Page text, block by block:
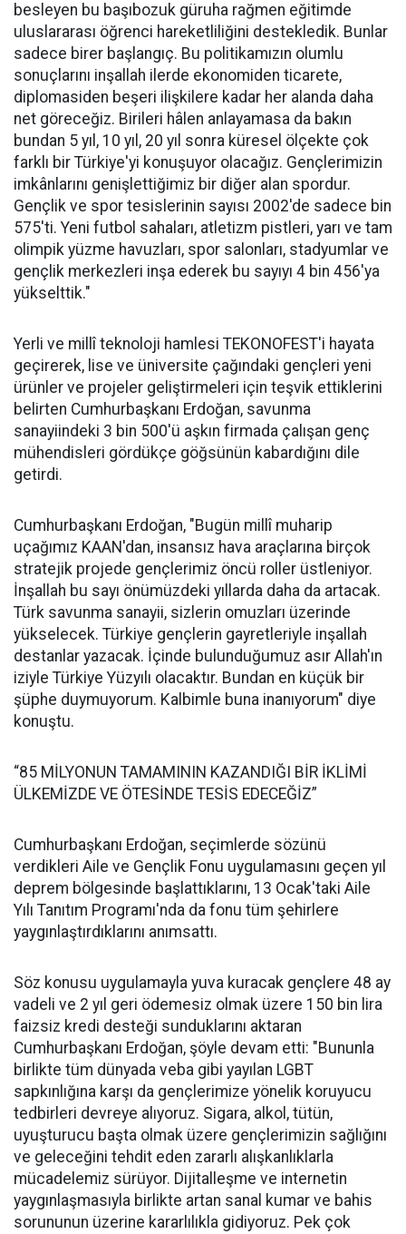
besleyen bu başıbozuk güruha rağmen eğitimde
uluslararası öğrenci hareketliliğini destekledik. Bunlar
sadece birer başlangıç. Bu politikamızın olumlu
sonuçlarını inşallah ilerde ekonomiden ticarete,
diplomasiden beşeri ilişkilere kadar her alanda daha
net göreceğiz. Birileri hâlen anlayamasa da bakın
bundan 5 yıl, 10 yıl, 20 yıl sonra küresel ölçekte çok
farklı bir Türkiye'yi konuşuyor olacağız. Gençlerimizin
imkânlarını genişlettiğimiz bir diğer alan spordur.
Gençlik ve spor tesislerinin sayısı 2002'de sadece bin
575'ti. Yeni futbol sahaları, atletizm pistleri, yarı ve tam
olimpik yüzme havuzları, spor salonları, stadyumlar ve
gençlik merkezleri inşa ederek bu sayıyı 4 bin 456'ya
yükselttik."
Yerli ve millî teknoloji hamlesi TEKONOFEST'i hayata
geçirerek, lise ve üniversite çağındaki gençleri yeni
ürünler ve projeler geliştirmeleri için teşvik ettiklerini
belirten Cumhurbaşkanı Erdoğan, savunma
sanayiindeki 3 bin 500'ü aşkın firmada çalışan genç
mühendisleri gördükçe göğsünün kabardığını dile
getirdi.
Cumhurbaşkanı Erdoğan, "Bugün millî muharip
uçağımız KAAN'dan, insansız hava araçlarına birçok
stratejik projede gençlerimiz öncü roller üstleniyor.
İnşallah bu sayı önümüzdeki yıllarda daha da artacak.
Türk savunma sanayii, sizlerin omuzları üzerinde
yükselecek. Türkiye gençlerin gayretleriyle inşallah
destanlar yazacak. İçinde bulunduğumuz asır Allah'ın
iziyle Türkiye Yüzyılı olacaktır. Bundan en küçük bir
şüphe duymuyorum. Kalbimle buna inanıyorum" diye
konuştu.
“85 MİLYONUN TAMAMININ KAZANDIĞI BİR İKLİMİ
ÜLKEMİZDE VE ÖTESİNDE TESİS EDECEĞİZ”
Cumhurbaşkanı Erdoğan, seçimlerde sözünü
verdikleri Aile ve Gençlik Fonu uygulamasını geçen yıl
deprem bölgesinde başlattıklarını, 13 Ocak'taki Aile
Yılı Tanıtım Programı'nda da fonu tüm şehirlere
yaygınlaştırdıklarını anımsattı.
Söz konusu uygulamayla yuva kuracak gençlere 48 ay
vadeli ve 2 yıl geri ödemesiz olmak üzere 150 bin lira
faizsiz kredi desteği sunduklarını aktaran
Cumhurbaşkanı Erdoğan, şöyle devam etti: "Bununla
birlikte tüm dünyada veba gibi yayılan LGBT
sapkınlığına karşı da gençlerimize yönelik koruyucu
tedbirleri devreye alıyoruz. Sigara, alkol, tütün,
uyuşturucu başta olmak üzere gençlerimizin sağlığını
ve geleceğini tehdit eden zararlı alışkanlıklarla
mücadelemiz sürüyor. Dijitalleşme ve internetin
yaygınlaşmasıyla birlikte artan sanal kumar ve bahis
sorununun üzerine kararlılıkla gidiyoruz. Pek çok